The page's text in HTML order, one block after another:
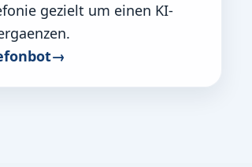
gezielt um einen KI-